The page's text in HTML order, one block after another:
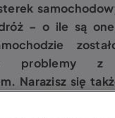
– o ile są
problemy z
Narazisz się